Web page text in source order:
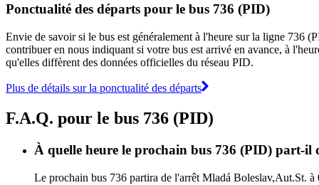
Ponctualité des départs pour le bus 736 (PID)
Envie de savoir si le bus est généralement à l'heure sur la ligne 736
contribuer en nous indiquant si votre bus est arrivé en avance, à
qu'elles diffèrent des données officielles du réseau PID.
Plus de détails sur la ponctualité des départs
F.A.Q. pour le bus 736 (PID)
À quelle heure le prochain bus 736 (PID) part-
Le prochain bus 736 partira de l'arrêt Mladá Boleslav,Aut.St.